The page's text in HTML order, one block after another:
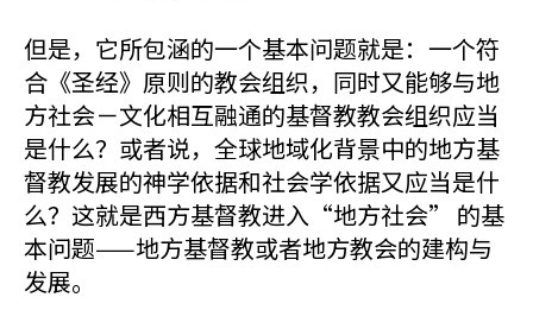
但是，它所包涵的一个基本问题就是：一个符
合《圣经》原则的教会组织，同时又能够与地
方社会－文化相互融通的基督教教会组织应当
是什么？或者说，全球地域化背景中的地方基
督教发展的神学依据和社会学依据又应当是什
么？这就是西方基督教进入“地方社会” 的基
本问题——地方基督教或者地方教会的建构与
发展。